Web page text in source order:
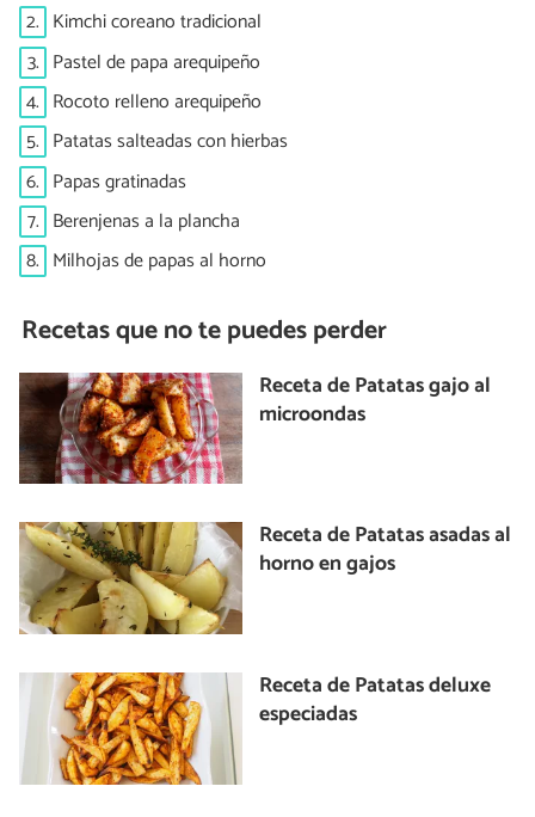
2. Kimchi coreano tradicional
3. Pastel de papa arequipeño
4. Rocoto relleno arequipeño
5. Patatas salteadas con hierbas
6. Papas gratinadas
7. Berenjenas a la plancha
8. Milhojas de papas al horno
Recetas que no te puedes perder
Receta de Patatas gajo al
microondas
Receta de Patatas asadas al
horno en gajos
Receta de Patatas deluxe
especiadas